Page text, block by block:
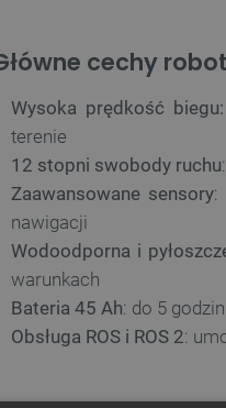
cechy
Wysoka prędkość
terenie
12 stopni swobody ruchu
Zaawansowane sensory:
nawigacji
Wodoodporna i
warunkach
Bateria 45 Ah: do 5
Obsługa ROS i ROS 2: